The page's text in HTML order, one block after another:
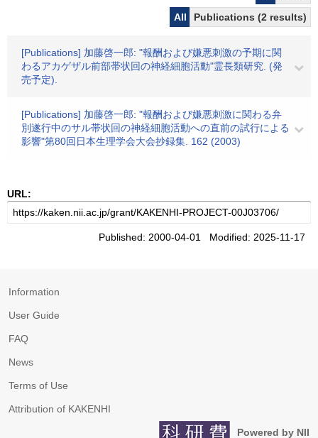
All
Publications (2 results)
[Publications] 加藤啓一郎: "報酬および嫌悪刺激の予期に関
わるアカゲザル前部帯状回の神経細胞活動"霊長類研究. (発
売予定).
[Publications] 加藤啓一郎: "報酬および嫌悪刺激に関わる弁
別遂行中のサル帯状回の神経細胞活動への直前の試行による
影響"第80回日本生理学会大会抄録集. 162 (2003)
URL:
Published: 2000-04-01 Modified: 2025-11-17
Information
User Guide
FAQ
News
Terms of Use
Attribution of KAKENHI
Powered by NII